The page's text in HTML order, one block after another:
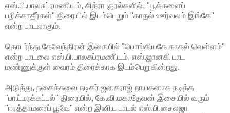
எஸ்.பி.பாலசுப்ரமணியம், சித்ரா குரல்களில், "பூக்களைப்
பறிக்காதீர்கள்" திரையில் இடம்பெறும் "காதல் ஊர்வலம் இங்கே"
என்ற பாடலாகும்.
தொடர்ந்து தேவேந்திரன் இசையில் "பொங்கியதே காதல் வெள்ளம்"
என்ற பாடலை எஸ்.பி.பாலசுப்ரமணியம், எஸ்.ஜானகி பாட
மண்ணுக்குள் வைரம் திரைக்காக இடம்பெறுகின்றது.
அடுத்து, நகைச்சுவை நடிகர் ஜனகராஜ் நாயகனாக நடித்த
"பாய்மரக்கப்பல்" திரையில், கே.வி.மகாதேவன் இசையில் வரும்
"ஈரத்தாமரைப் பூவே" என்ற இனிய பாடல் எஸ்.பி.சைலஜா